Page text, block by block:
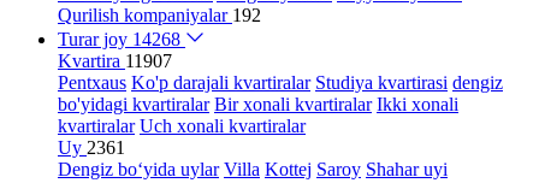
Qurilish kompaniyalar 192
Turar joy 14268
Kvartira 11907
Pentxaus Ko'p darajali kvartiralar Studiya kvartirasi dengiz
bo'yidagi kvartiralar Bir xonali kvartiralar Ikki xonali
kvartiralar Uch xonali kvartiralar
Uy 2361
Dengiz bo‘yida uylar Villa Kottej Saroy Shahar uyi